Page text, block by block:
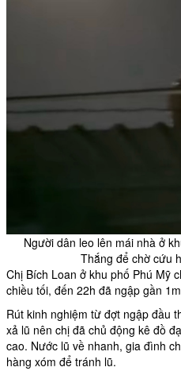
Người dân leo lên mái nhà ở
Thắng để chờ cứu
Chị Bích Loan ở khu phố Phú Mỹ
chiều tối, đến 22h đã ngập gần
Rút kinh nghiệm từ đợt ngập đầu
xả lũ nên chị đã chủ động kê đồ
cao. Nước lũ về nhanh, gia đình
hàng xóm để tránh lũ.